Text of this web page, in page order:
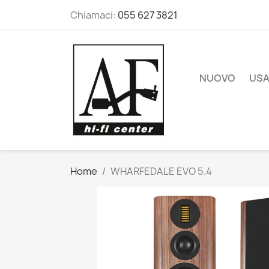
Chiamaci: 055 627 3821
NUOVO
Home WHARFEDALE EVO 5.4